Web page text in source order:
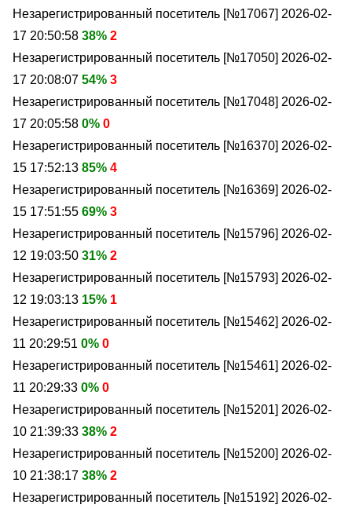
Незарегистрированный посетитель [№17067] 2026-02-
17 20:50:58 38% 2
Незарегистрированный посетитель [№17050] 2026-02-
17 20:08:07 54% 3
Незарегистрированный посетитель [№17048] 2026-02-
17 20:05:58 0% 0
Незарегистрированный посетитель [№16370] 2026-02-
15 17:52:13 85% 4
Незарегистрированный посетитель [№16369] 2026-02-
15 17:51:55 69% 3
Незарегистрированный посетитель [№15796] 2026-02-
12 19:03:50 31% 2
Незарегистрированный посетитель [№15793] 2026-02-
12 19:03:13 15% 1
Незарегистрированный посетитель [№15462] 2026-02-
11 20:29:51 0% 0
Незарегистрированный посетитель [№15461] 2026-02-
11 20:29:33 0% 0
Незарегистрированный посетитель [№15201] 2026-02-
10 21:39:33 38% 2
Незарегистрированный посетитель [№15200] 2026-02-
10 21:38:17 38% 2
Незарегистрированный посетитель [№15192] 2026-02-